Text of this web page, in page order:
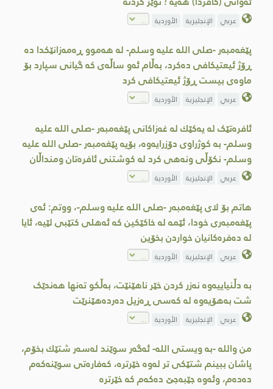
عربي الإنجليزية الأوردية
پێغەمبەر -صلى اللە علیە وسلم- لە هەموو ڕەمەزانێکدا دە
ڕۆژ ئیعتیکافی دەکرد، بەڵام ئەو ساڵەی کە گیانی سپارد بۆ
ماوەی بیست ڕۆژ ئیعتیکافی کرد
عربي الإنجليزية الأوردية
ئافرەتێک لە یەكێك لە غەزاكانی پێغەمبەر -صلى اللە علیە
وسلم- بە کوژراوی دۆزرایەوە، بۆیە پێغەمبەر -صلى اللە علیە
وسلم- نكۆڵی ونەهی کرد لە کوشتنی ئافرەتان ومنداڵان
عربي الإنجليزية الأوردية
هاتم بۆ لای پێغەمبەر -صلى اللە علیە وسلم-، ووتم: ئەی
پێغەمبەری خودا، ئێمە لە خاکێکین کە ئەهلی کتێبی لێیە، ئایا
لە دەفرەکانیان خواردن بخۆین
عربي الإنجليزية الأوردية
بە دڵنیاییەوە نەزر کردن خێر ناهێنێت، بەڵکو تەنها هەندێک
شت بەهۆیەوە لە کەسی ڕەزیل دەردەهێنرێت
عربي الإنجليزية الأوردية
من والله -بە ویستی الله- ئەگەر سوێند لەسەر شتێك بخۆم،
پاشان ببینم شتێكی تر لەوە خێرترە، كەفارەتی سوێنەكەم
دەدەم، وئەوە جێبەجێ دەكەم كە خێرترە